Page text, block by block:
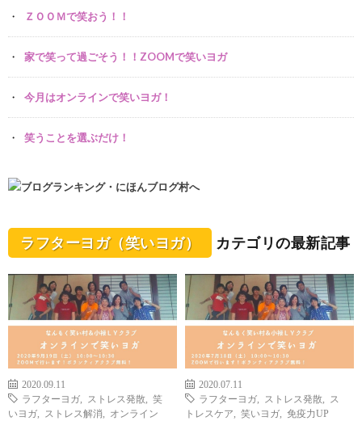
ＺＯＯＭで笑おう！！
家で笑って過ごそう！！ZOOMで笑いヨガ
今月はオンラインで笑いヨガ！
笑うことを選ぶだけ！
ラフターヨガ（笑いヨガ） カテゴリの最新記事
2020.09.11
ラフターヨガ
ストレス発散
笑
いヨガ
ストレス解消 オンライン
2020.07.11
ラフターヨガ
ストレス発散
ス
トレスケア
笑いヨガ 免疫力UP